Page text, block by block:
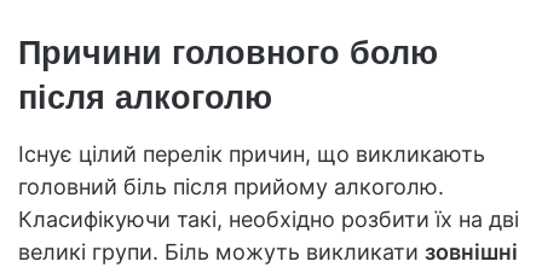
Причини головного болю
після алкоголю
Існує цілий перелік причин, що викликають
головний біль після прийому алкоголю.
Класифікуючи такі, необхідно розбити їх на дві
великі групи. Біль можуть викликати зовнішні